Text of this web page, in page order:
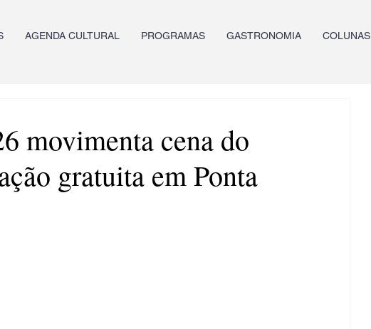
AGENDA CULTURAL PROGRAMAS GASTRONOMIA COLUNAS
movimenta cena do
gratuita em Ponta